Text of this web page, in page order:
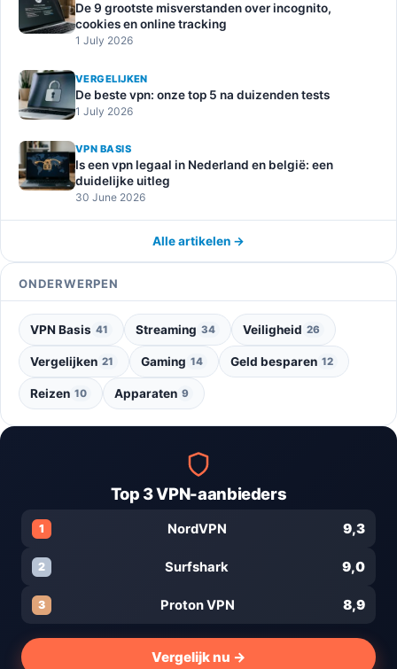
De 9 grootste misverstanden over incognito,
cookies en online tracking
1 July 2026
VERGELIJKEN
De beste vpn: onze top 5 na duizenden tests
1 July 2026
VPN BASIS
Is een vpn legaal in Nederland en belgië: een
duidelijke uitleg
30 June 2026
Alle artikelen →
ONDERWERPEN
VPN Basis 41 Streaming 34 Veiligheid 26
Vergelijken 21 Gaming 14 Geld besparen 12
Reizen 10 Apparaten 9
Top 3 VPN-aanbieders
1 NordVPN 9,3
2 Surfshark 9,0
3 Proton VPN 8,9
Vergelijk nu →